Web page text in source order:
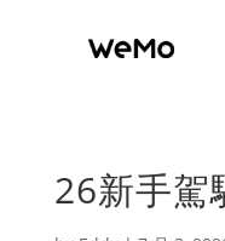
26新手駕